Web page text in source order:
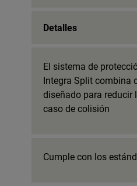
Detalles
El sistema de
Integra Split combina
diseñado para reducir
caso de colisión
Cumple con los